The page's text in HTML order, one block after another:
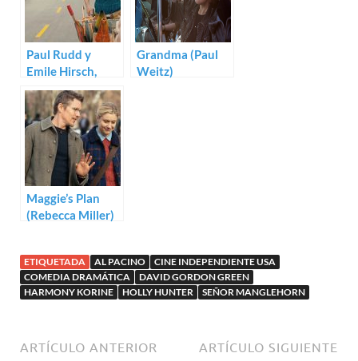
Paul Rudd y
Emile Hirsch,
como el perro y el
gato: nuevo
trailer de Prince
Avalanche
Grandma (Paul
Weitz)
Maggie’s Plan
(Rebecca Miller)
ETIQUETADA AL PACINO
CINE INDEPENDIENTE USA
COMEDIA DRAMÁTICA
DAVID GORDON GREEN
HARMONY KORINE
HOLLY HUNTER SEÑOR MANGLEHORN
ARTÍCULO ANTERIOR ARTÍCULO SIGUIENTE